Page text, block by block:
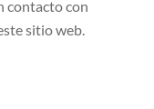
contacto con
sitio web.